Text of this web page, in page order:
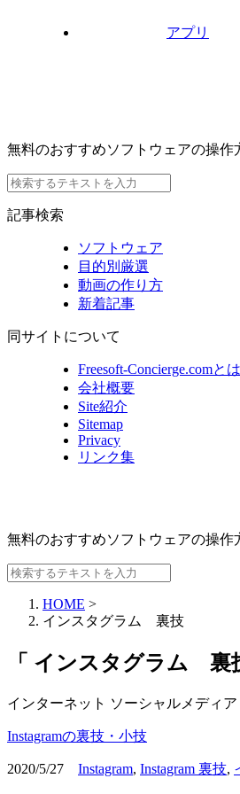
アプリ
無料のおすすめソフトウェアの操作
記事検索
ソフトウェア
目的別厳選
動画の作り方
新着記事
同サイトについて
Freesoft-Concierge.comとは
会社概要
Site紹介
Sitemap
Privacy
リンク集
無料のおすすめソフトウェアの操作
HOME >
インスタグラム 裏技
「 インスタグラム 裏
インターネット ソーシャルメディア
Instagramの裏技・小技
2020/5/27 Instagram, Instagram 裏技,